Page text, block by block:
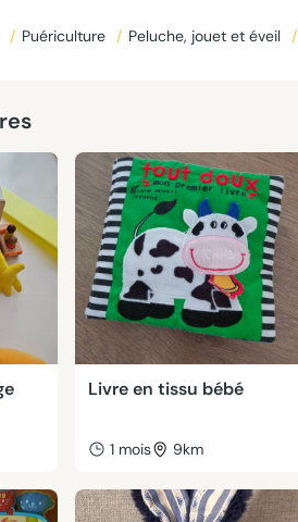
/ Puériculture / Peluche, jouet et éveil /
Livre en tissu bébé
1 mois 9km